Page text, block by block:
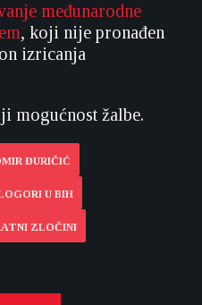
međunarodne
, koji nije pronađen
izricanja
mogućnost žalbe.
ĐURIČIĆ
U BIH
ZLOČINI